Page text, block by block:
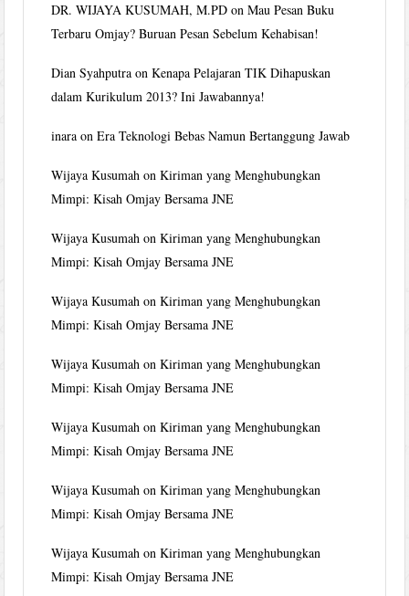
DR. WIJAYA KUSUMAH, M.PD onMau Pesan Buku
Terbaru Omjay? Buruan Pesan Sebelum Kehabisan!
Dian Syahputra onKenapa Pelajaran TIK Dihapuskan
dalam Kurikulum 2013? Ini Jawabannya!
inara onEra Teknologi Bebas Namun Bertanggung Jawab
Wijaya Kusumah onKiriman yang Menghubungkan
Mimpi: Kisah Omjay Bersama JNE
Wijaya Kusumah onKiriman yang Menghubungkan
Mimpi: Kisah Omjay Bersama JNE
Wijaya Kusumah onKiriman yang Menghubungkan
Mimpi: Kisah Omjay Bersama JNE
Wijaya Kusumah onKiriman yang Menghubungkan
Mimpi: Kisah Omjay Bersama JNE
Wijaya Kusumah onKiriman yang Menghubungkan
Mimpi: Kisah Omjay Bersama JNE
Wijaya Kusumah onKiriman yang Menghubungkan
Mimpi: Kisah Omjay Bersama JNE
Wijaya Kusumah onKiriman yang Menghubungkan
Mimpi: Kisah Omjay Bersama JNE